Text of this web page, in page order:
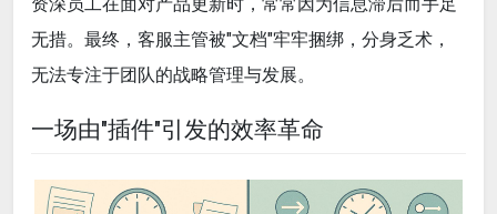
资深员工在面对产品更新时，常常因为信息滞后而手足
无措。最终，客服主管被"文档"牢牢捆绑，分身乏术，
无法专注于团队的战略管理与发展。
一场由"插件"引发的效率革命